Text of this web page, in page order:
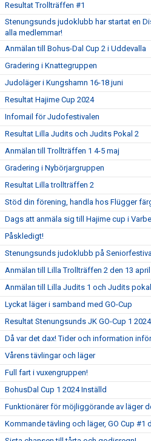
Resultat Trollträffen #1
Stenungsunds judoklubb har startat en
alla medlemmar!
Anmälan till Bohus-Dal Cup 2 i Uddevalla
Gradering i Knattegruppen
Judoläger i Kungshamn 16-18 juni
Resultat Hajime Cup 2024
Infomail för Judofestivalen
Resultat Lilla Judits och Judits Pokal 2
Anmälan till Trollträffen 1 4-5 maj
Gradering i Nybörjargruppen
Resultat Lilla trollträffen 2
Stöd din förening, handla hos Flügger
Dags att anmäla sig till Hajime cup i
Påskledigt!
Stenungsunds judoklubb på
Anmälan till Lilla Trollträffen 2 den 13 april
Anmälan till Lilla Judits 1 och Judits
Lyckat läger i samband med GO-Cup
Resultat Stenungsunds JK GO-Cup 1 2024
Då var det dax! Tider och information
Vårens tävlingar och läger
Full fart i vuxengruppen!
BohusDal Cup 1 2024 Inställd
Funktionärer för möjliggörande av läger
Kommande tävling och läger, GO Cup #1